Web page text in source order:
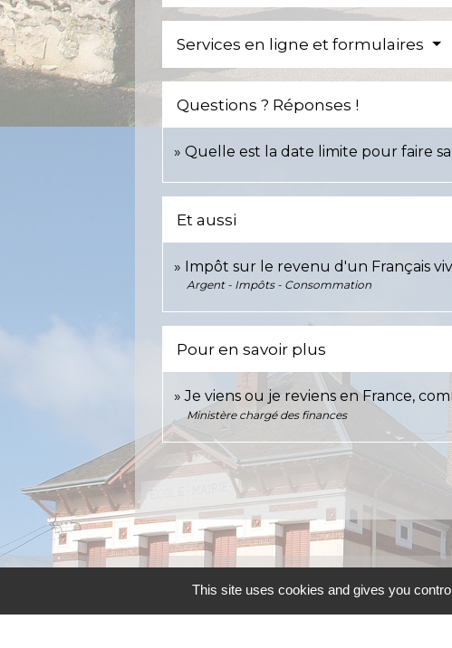
Services en ligne et formulaires
Questions ? Réponses !
Quelle est la date limite pour faire
Et aussi
Impôt sur le revenu d'un Français
Argent - Impôts - Consommation
Pour en savoir plus
Je viens ou je reviens en France,
Ministère chargé des finances
Contacts
This site uses cookies and gives you